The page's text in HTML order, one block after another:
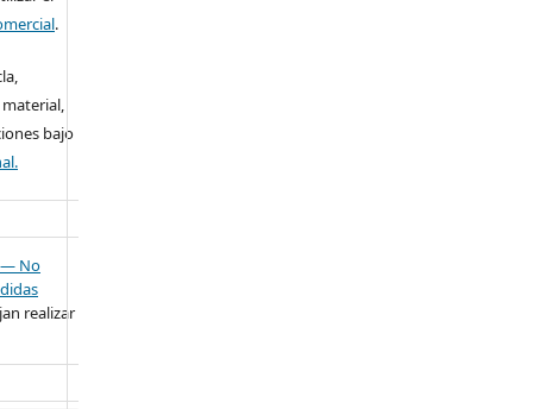
.
bajo
— No
realizar